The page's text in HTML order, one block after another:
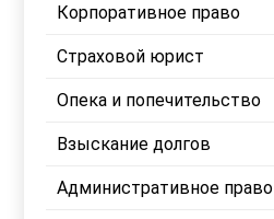
Корпоративное право
Страховой юрист
Опека и попечительство
Взыскание долгов
Административное право